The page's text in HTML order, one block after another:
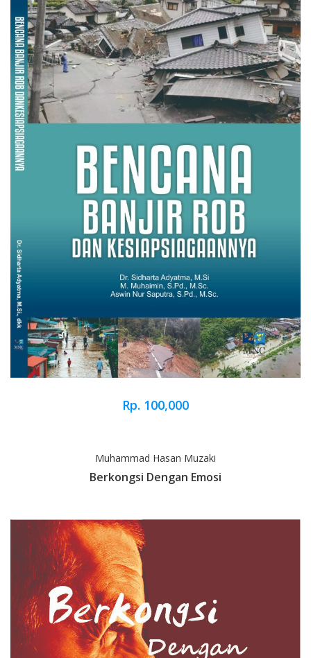
Rp. 100,000
Muhammad Hasan Muzaki
Berkongsi Dengan Emosi